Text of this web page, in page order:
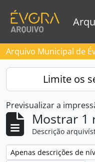
Arquivo Municipal de
Limite os
Previsualizar a
Mostrar 1
Descrição
Remove filter:
Apenas descrições de